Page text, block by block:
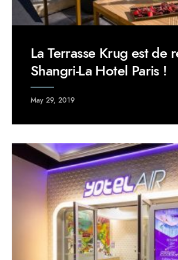
La Terrasse Krug est de
Shangri-La Hotel Paris !
May 29, 2019